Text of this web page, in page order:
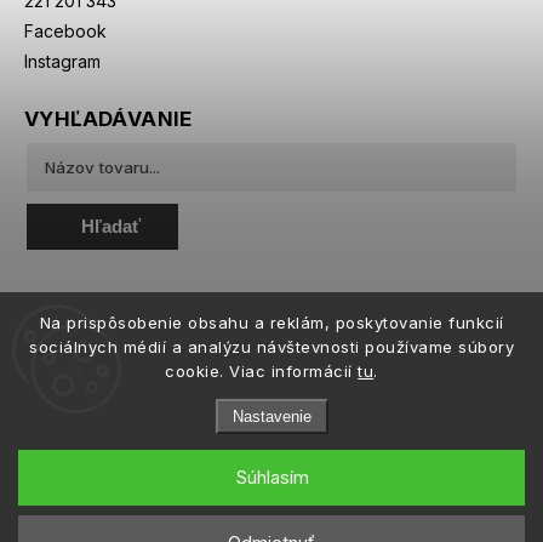
Na prispôsobenie obsahu a reklám, poskytovanie funkcií
sociálnych médií a analýzu návštevnosti používame súbory
cookie. Viac informáciítu.
Nastavenie
Súhlasím
Facebook
Instagram
VYHĽADÁVANIE
Hľadať
Copyright 2026eiffeloptic.sk. Všetky práva vyhradené.
Upraviť nastavenie cookies